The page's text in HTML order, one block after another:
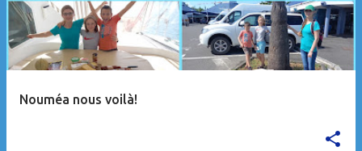
c
Nouméa nous voilà!